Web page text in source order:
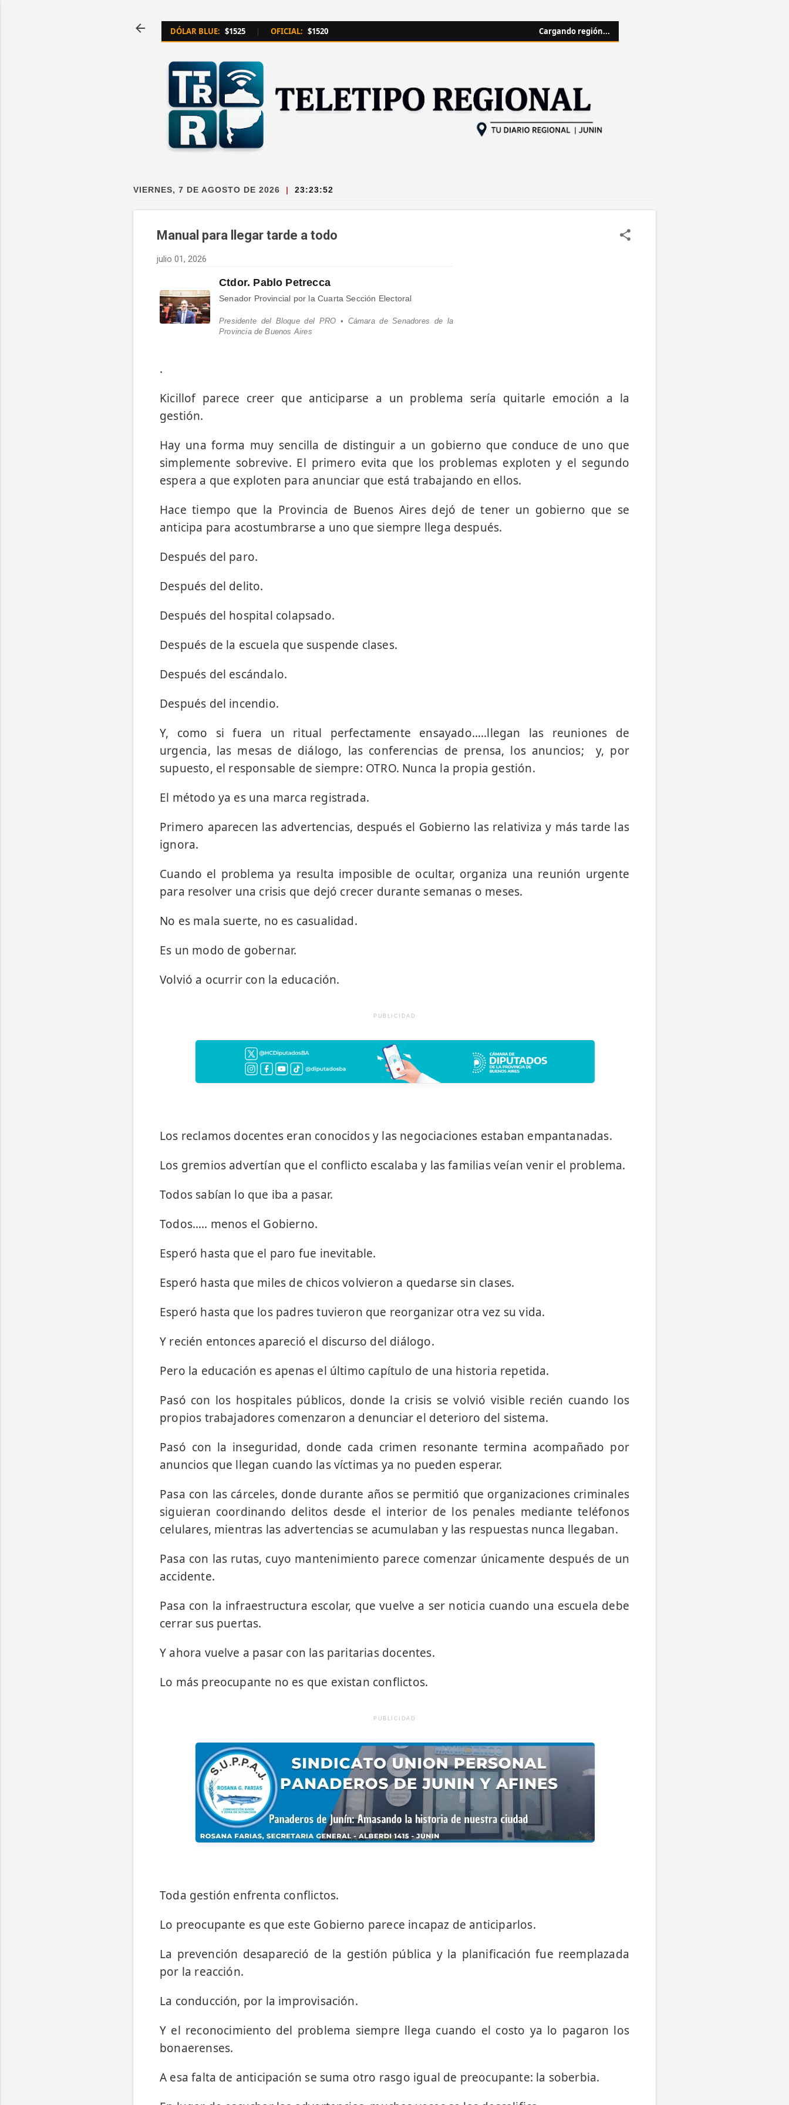
DÓLAR BLUE: $1525 | OFICIAL: $1520 Cargando región...
VIERNES, 7 DE AGOSTO DE 2026 | 23:23:53
Manual para llegar tarde a todo
julio 01, 2026
Ctdor. Pablo Petrecca
Senador Provincial por la Cuarta Sección Electoral
Presidente del Bloque del PRO • Cámara de Senadores de la
Provincia de Buenos Aires
.
Kicillof parece creer que anticiparse a un problema sería quitarle emoción a la
gestión.
Hay una forma muy sencilla de distinguir a un gobierno que conduce de uno que
simplemente sobrevive. El primero evita que los problemas exploten y el segundo
espera a que exploten para anunciar que está trabajando en ellos.
Hace tiempo que la Provincia de Buenos Aires dejó de tener un gobierno que se
anticipa para acostumbrarse a uno que siempre llega después.
Después del paro.
Después del delito.
Después del hospital colapsado.
Después de la escuela que suspende clases.
Después del escándalo.
Después del incendio.
Y, como si fuera un ritual perfectamente ensayado…..llegan las reuniones de
urgencia, las mesas de diálogo, las conferencias de prensa, los anuncios; y, por
supuesto, el responsable de siempre: OTRO. Nunca la propia gestión.
El método ya es una marca registrada.
Primero aparecen las advertencias, después el Gobierno las relativiza y más tarde las
ignora.
Cuando el problema ya resulta imposible de ocultar, organiza una reunión urgente
para resolver una crisis que dejó crecer durante semanas o meses.
No es mala suerte, no es casualidad.
Es un modo de gobernar.
Volvió a ocurrir con la educación.
PUBLICIDAD
Los reclamos docentes eran conocidos y las negociaciones estaban empantanadas.
Los gremios advertían que el conflicto escalaba y las familias veían venir el problema.
Todos sabían lo que iba a pasar.
Todos….. menos el Gobierno.
Esperó hasta que el paro fue inevitable.
Esperó hasta que miles de chicos volvieron a quedarse sin clases.
Esperó hasta que los padres tuvieron que reorganizar otra vez su vida.
Y recién entonces apareció el discurso del diálogo.
Pero la educación es apenas el último capítulo de una historia repetida.
Pasó con los hospitales públicos, donde la crisis se volvió visible recién cuando los
propios trabajadores comenzaron a denunciar el deterioro del sistema.
Pasó con la inseguridad, donde cada crimen resonante termina acompañado por
anuncios que llegan cuando las víctimas ya no pueden esperar.
Pasa con las cárceles, donde durante años se permitió que organizaciones criminales
siguieran coordinando delitos desde el interior de los penales mediante teléfonos
celulares, mientras las advertencias se acumulaban y las respuestas nunca llegaban.
Pasa con las rutas, cuyo mantenimiento parece comenzar únicamente después de un
accidente.
Pasa con la infraestructura escolar, que vuelve a ser noticia cuando una escuela debe
cerrar sus puertas.
Y ahora vuelve a pasar con las paritarias docentes.
Lo más preocupante no es que existan conflictos.
PUBLICIDAD
Toda gestión enfrenta conflictos.
Lo preocupante es que este Gobierno parece incapaz de anticiparlos.
La prevención desapareció de la gestión pública y la planificación fue reemplazada
por la reacción.
La conducción, por la improvisación.
Y el reconocimiento del problema siempre llega cuando el costo ya lo pagaron los
bonaerenses.
A esa falta de anticipación se suma otro rasgo igual de preocupante: la soberbia.